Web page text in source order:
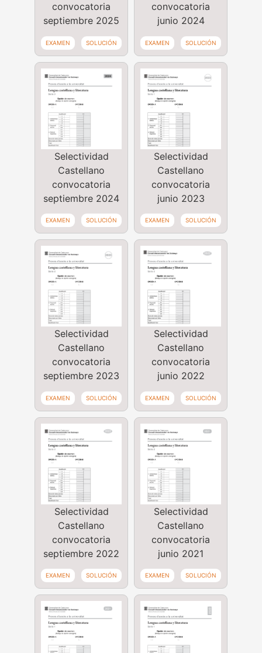
convocatoria
septiembre 2025
EXAMEN SOLUCIÓN
convocatoria
junio 2024
EXAMEN SOLUCIÓN
Selectividad
Castellano
convocatoria
septiembre 2024
EXAMEN SOLUCIÓN
Selectividad
Castellano
convocatoria
junio 2023
EXAMEN SOLUCIÓN
Selectividad
Castellano
convocatoria
septiembre 2023
EXAMEN SOLUCIÓN
Selectividad
Castellano
convocatoria
junio 2022
EXAMEN SOLUCIÓN
Selectividad
Castellano
convocatoria
septiembre 2022
EXAMEN SOLUCIÓN
Selectividad
Castellano
convocatoria
junio 2021
EXAMEN SOLUCIÓN